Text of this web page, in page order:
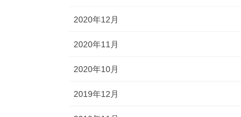
2020年12月
2020年11月
2020年10月
2019年12月